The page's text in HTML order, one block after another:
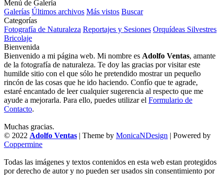
Menú de Galería
Galerías Últimos archivos Más vistos Buscar
Categorías
Fotografía de Naturaleza Reportajes y Sesiones Orquídeas Silvestres
Bricolaje
Bienvenida
Bienvenido a mi página web. Mi nombre es Adolfo Ventas, amante
de la fotografía de naturaleza. Te doy las gracias por visitar este
humilde sitio con el que sólo he pretendido mostrar un pequeño
rincón de las cosas que he ido haciendo. Confío que te agrade,
estaré encantado de leer cualquier sugerencia al respecto que me
ayude a mejorarla. Para ello, puedes utilizar el Formulario de
Contacto.
Muchas gracias.
© 2022 Adolfo Ventas | Theme by MonicaNDesign | Powered by
Coppermine
Todas las imágenes y textos contenidos en esta web estan protegidos
por derecho de autor y no pueden ser usados sin consentimiento por